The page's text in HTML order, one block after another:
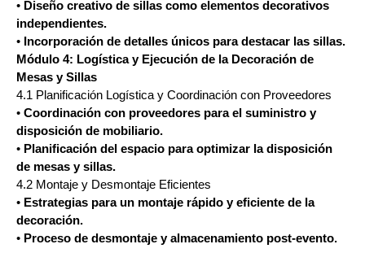
• Diseño creativo de sillas como elementos decorativos
independientes.
• Incorporación de detalles únicos para destacar las sillas.
Módulo 4: Logística y Ejecución de la Decoración de
Mesas y Sillas
4.1 Planificación Logística y Coordinación con Proveedores
• Coordinación con proveedores para el suministro y
disposición de mobiliario.
• Planificación del espacio para optimizar la disposición
de mesas y sillas.
4.2 Montaje y Desmontaje Eficientes
• Estrategias para un montaje rápido y eficiente de la
decoración.
• Proceso de desmontaje y almacenamiento post-evento.